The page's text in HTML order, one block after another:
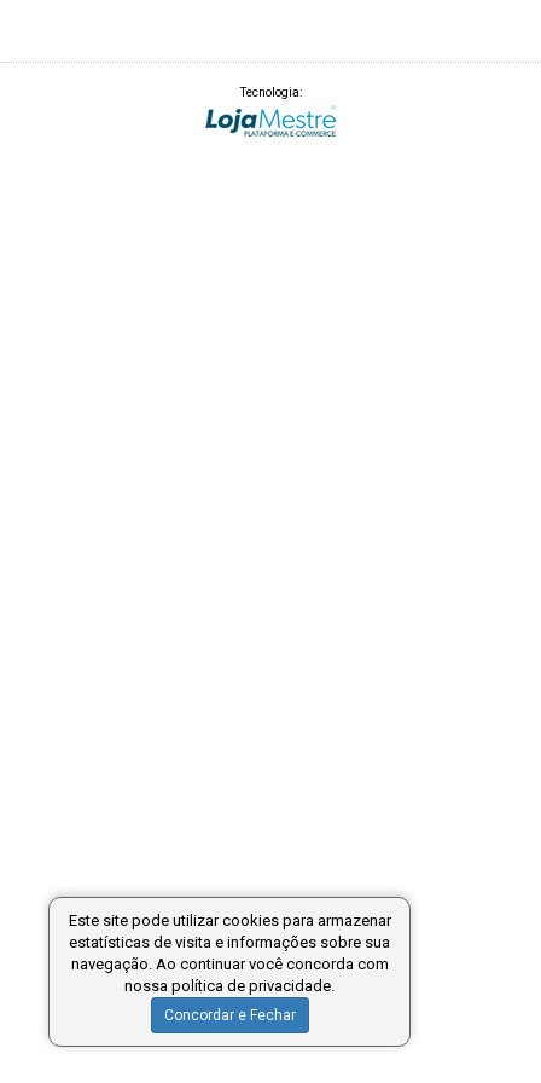
Tecnologia:
Este site pode utilizar cookies para armazenar
estatísticas de visita e informações sobre sua
navegação. Ao continuar você concorda com
nossa política de privacidade.
Concordar e Fechar